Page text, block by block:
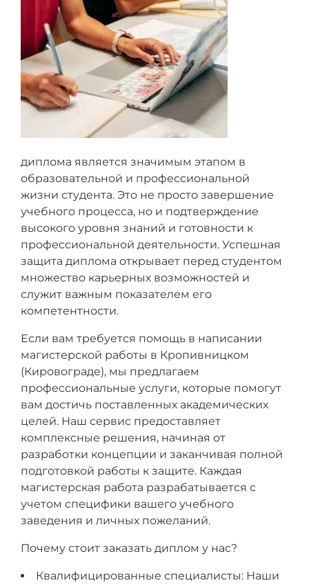
диплома является значимым этапом в
образовательной и профессиональной
жизни студента. Это не просто завершение
учебного процесса, но и подтверждение
высокого уровня знаний и готовности к
профессиональной деятельности. Успешная
защита диплома открывает перед студентом
множество карьерных возможностей и
служит важным показателем его
компетентности.
Если вам требуется помощь в написании
магистерской работы в Кропивницком
(Кировограде), мы предлагаем
профессиональные услуги, которые помогут
вам достичь поставленных академических
целей. Наш сервис предоставляет
комплексные решения, начиная от
разработки концепции и заканчивая полной
подготовкой работы к защите. Каждая
магистерская работа разрабатывается с
учетом специфики вашего учебного
заведения и личных пожеланий.
Почему стоит заказать диплом у нас?
Квалифицированные специалисты: Наши